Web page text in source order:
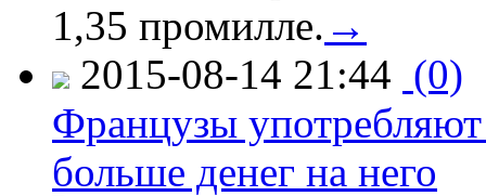
1,35 промилле. →
2015-08-14 21:44 (0)
Французы
больше денег на него